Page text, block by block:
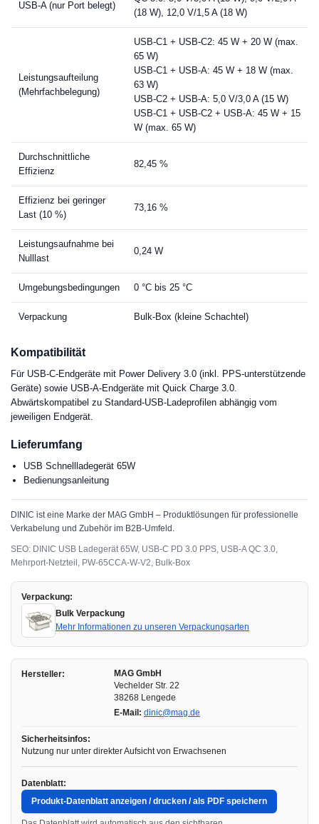
USB-A (nur Port belegt)
(18 W), 12,0 V/1,5 A (18 W)
Leistungsaufteilung
(Mehrfachbelegung)
USB-C1 + USB-C2: 45 W + 20 W (max.
65 W)
USB-C1 + USB-A: 45 W + 18 W (max.
63 W)
USB-C2 + USB-A: 5,0 V/3,0 A (15 W)
USB-C1 + USB-C2 + USB-A: 45 W + 15
W (max. 65 W)
Durchschnittliche
Effizienz
82,45 %
Effizienz bei geringer
Last (10 %)
73,16 %
Leistungsaufnahme bei
Nulllast
0,24 W
Umgebungsbedingungen 0 °C bis 25 °C
Verpackung Bulk-Box (kleine Schachtel)
Kompatibilität
Für USB-C-Endgeräte mit Power Delivery 3.0 (inkl. PPS-unterstützende
Geräte) sowie USB-A-Endgeräte mit Quick Charge 3.0.
Abwärtskompatibel zu Standard-USB-Ladeprofilen abhängig vom
jeweiligen Endgerät.
Lieferumfang
USB Schnellladegerät 65W
Bedienungsanleitung
DINIC ist eine Marke der MAG GmbH – Produktlösungen für professionelle
Verkabelung und Zubehör im B2B-Umfeld.
SEO: DINIC USB Ladegerät 65W, USB-C PD 3.0 PPS, USB-A QC 3.0,
Mehrport-Netzteil, PW-65CCA-W-V2, Bulk-Box
Verpackung:
Bulk Verpackung
Mehr Informationen zu unseren Verpackungsarten
Hersteller:
MAG GmbH
Vechelder Str. 22
38268 Lengede
E-Mail: dinic@mag.de
Sicherheitsinfos:
Nutzung nur unter direkter Aufsicht von Erwachsenen
Datenblatt:
Produkt-Datenblatt anzeigen / drucken / als PDF speichern